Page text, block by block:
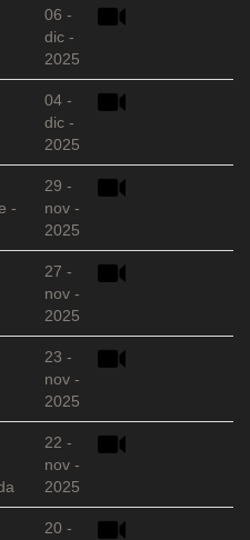
06 -
dic -
2025
04 -
dic -
2025
-
29 -
nov -
2025
27 -
nov -
2025
23 -
nov -
2025
22 -
nov -
2025
20 -